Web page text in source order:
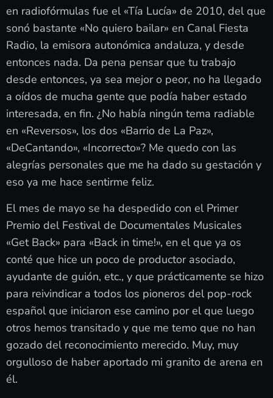
en radiofórmulas fue el «Tía Lucía» de 2010, del que
sonó bastante «No quiero bailar» en Canal Fiesta
Radio, la emisora autonómica andaluza, y desde
entonces nada. Da pena pensar que tu trabajo
desde entonces, ya sea mejor o peor, no ha llegado
a oídos de mucha gente que podía haber estado
interesada, en fin. ¿No había ningún tema radiable
en «Reversos», los dos «Barrio de La Paz»,
«DeCantando», «Incorrecto»? Me quedo con las
alegrías personales que me ha dado su gestación y
eso ya me hace sentirme feliz.
El mes de mayo se ha despedido con el Primer
Premio del Festival de Documentales Musicales
«Get Back» para «Back in time!», en el que ya os
conté que hice un poco de productor asociado,
ayudante de guión, etc., y que prácticamente se hizo
para reivindicar a todos los pioneros del pop-rock
español que iniciaron ese camino por el que luego
otros hemos transitado y que me temo que no han
gozado del reconocimiento merecido. Muy, muy
orgulloso de haber aportado mi granito de arena en
él.